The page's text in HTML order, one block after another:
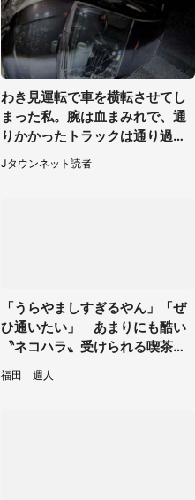
わき見運転で車を横転させてし
まった私。腕は血まみれで、通
りかかったトラックは通り過ぎ
ていき...（福岡県・30代女性）
Jタウンネット読者
「うらやましすぎるやん」「ぜ
ひ通いたい」 あまりにも酷い
〝ネコハラ〟受けられる喫茶店
に5.3万人驚がく
福田 週人